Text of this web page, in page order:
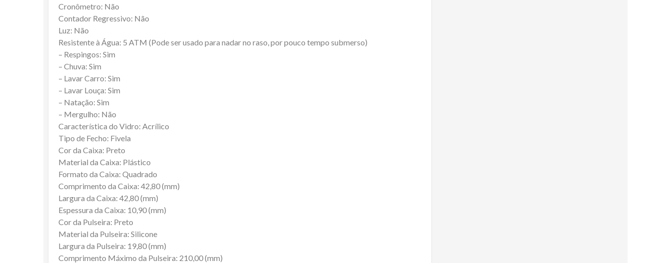
Cronômetro: Não
Contador Regressivo: Não
Luz: Não
Resistente à Água: 5 ATM (Pode ser usado para nadar no raso, por pouco tempo submerso)
– Respingos: Sim
– Chuva: Sim
– Lavar Carro: Sim
– Lavar Louça: Sim
– Natação: Sim
– Mergulho: Não
Característica do Vidro: Acrílico
Tipo de Fecho: Fivela
Cor da Caixa: Preto
Material da Caixa: Plástico
Formato da Caixa: Quadrado
Comprimento da Caixa: 42,80 (mm)
Largura da Caixa: 42,80 (mm)
Espessura da Caixa: 10,90 (mm)
Cor da Pulseira: Preto
Material da Pulseira: Silicone
Largura da Pulseira: 19,80 (mm)
Comprimento Máximo da Pulseira: 210,00 (mm)